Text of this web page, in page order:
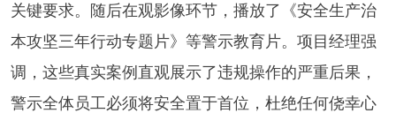
关键要求。
随后在观影像环节，播放了《安全生产治
本攻坚三年行动专题片》等警示教育片。项目经理强
调，这些真实案例直观展示了违规操作的严重后果，
警示全体员工必须将安全置于首位，杜绝任何侥幸心